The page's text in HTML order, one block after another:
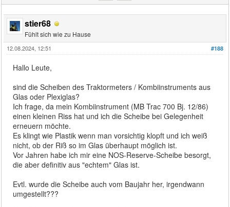
stier68
Fühlt sich wie zu Hause
#188
12.08.2024, 12:51
Hallo Leute,
sind die Scheiben des Traktormeters / Kombiinstruments aus
Glas oder Plexiglas?
Ich frage, da mein Kombiinstrument (MB Trac 700 Bj. 12/86)
einen kleinen Riss hat und ich die Scheibe bei Gelegenheit
erneuern möchte.
Es klingt wie Plastik wenn man vorsichtig klopft und ich weiß
nicht, ob der Riß so im Glas überhaupt möglich ist.
Vor Jahren habe ich mir eine NOS-Reserve-Scheibe besorgt,
die aber definitiv aus "echtem" Glas ist.
Evtl. wurde die Scheibe auch vom Baujahr her, irgendwann
umgestellt???